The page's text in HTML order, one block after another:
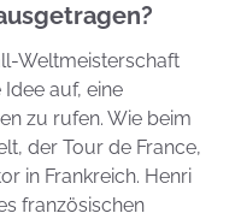
Weltmeisterschaft
auf, eine
zu rufen. Wie beim
der Tour de France,
in Frankreich. Henri
französischen